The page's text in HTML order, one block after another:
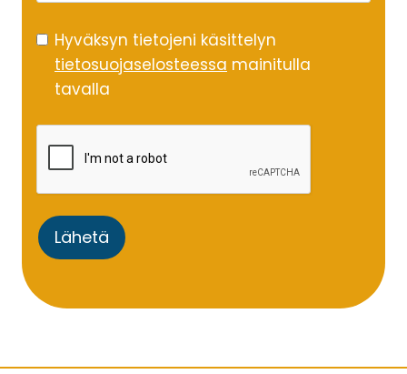
Hyväksyn tietojeni käsittelyn
tietosuojaselosteessa mainitulla
tavalla
Lähetä